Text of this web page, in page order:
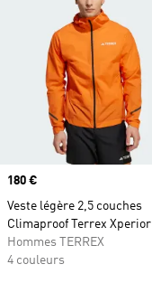
Prix
180 €
Veste légère 2,5 couches
Climaproof Terrex Xperior
Hommes TERREX
4 couleurs